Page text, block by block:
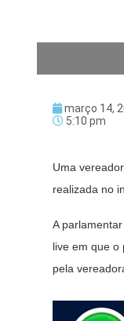
março 14,
5:10 pm
Uma
realizada no
A
live em que o
pela